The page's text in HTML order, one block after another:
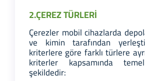
2.ÇEREZ TÜRLERİ
Çerezler mobil cihazlarda
ve kimin tarafından
kriterlere göre farklı türlere
kriterler kapsamında
şekildedir: